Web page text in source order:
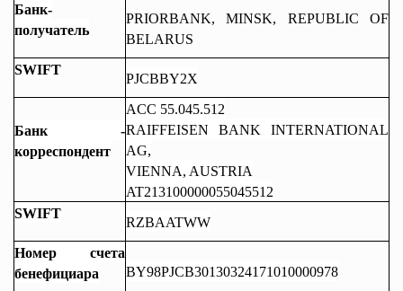
Банк-
получатель
PRIORBANK, MINSK, REPUBLIC OF
BELARUS
SWIFT
PJCBBY2X
Банк -
корреспондент
ACC 55.045.512
RAIFFEISEN BANK INTERNATIONAL
AG,
VIENNA, AUSTRIA
AT213100000055045512
SWIFT
RZBAATWW
Номер счета
бенефициара
BY98PJCB30130324171010000978